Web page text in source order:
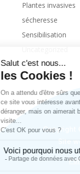
Plantes invasives
sécheresse
Sensibilisation
Copyright
Site